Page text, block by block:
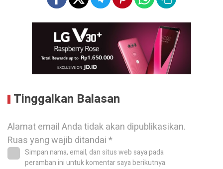
Tinggalkan Balasan
Alamat email Anda tidak akan dipublikasikan.
Ruas yang wajib ditandai*
Simpan nama, email, dan situs web saya pada
peramban ini untuk komentar saya berikutnya.